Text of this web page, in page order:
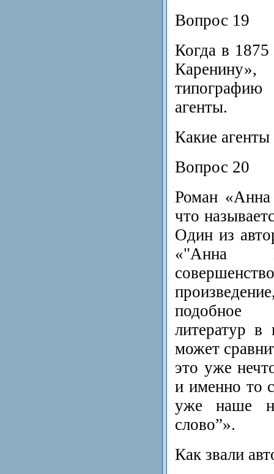
Вопрос 19
Когда в 1875
Каренину»,
типографию
агенты.
Какие агенты
Вопрос 20
Роман «Анна
что
Один из
«"Анна
подобное
литератур в
может
это уже
и именно то
уже наше
слово”».
Как звали